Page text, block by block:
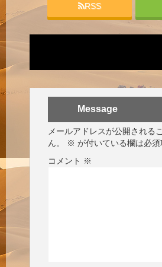
RSS
Message
メールアドレスが公開される
ん。
※ が付いている欄は必須
コメント ※